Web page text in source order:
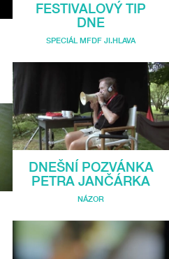
FESTIVALOVÝ TIP
DNE
SPECIÁL MFDF JI.HLAVA
DNEŠNÍ POZVÁNKA
PETRA JANČÁRKA
NÁZOR